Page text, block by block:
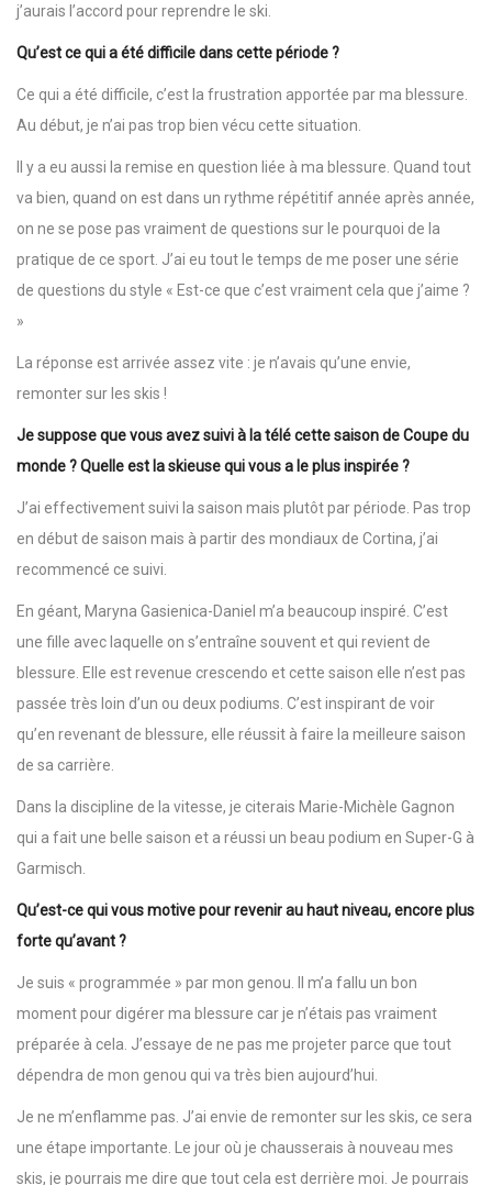
j’aurais l’accord pour reprendre le ski.
Qu’est ce qui a été difficile dans cette période ?
Ce qui a été difficile, c’est la frustration apportée par ma blessure.
Au début, je n’ai pas trop bien vécu cette situation.
Il y a eu aussi la remise en question liée à ma blessure. Quand tout
va bien, quand on est dans un rythme répétitif année après année,
on ne se pose pas vraiment de questions sur le pourquoi de la
pratique de ce sport. J’ai eu tout le temps de me poser une série
de questions du style « Est-ce que c’est vraiment cela que j’aime ?
»
La réponse est arrivée assez vite : je n’avais qu’une envie,
remonter sur les skis !
Je suppose que vous avez suivi à la télé cette saison de Coupe du
monde ? Quelle est la skieuse qui vous a le plus inspirée ?
J’ai effectivement suivi la saison mais plutôt par période. Pas trop
en début de saison mais à partir des mondiaux de Cortina, j’ai
recommencé ce suivi.
En géant, Maryna Gasienica-Daniel m’a beaucoup inspiré. C’est
une fille avec laquelle on s’entraîne souvent et qui revient de
blessure. Elle est revenue crescendo et cette saison elle n’est pas
passée très loin d’un ou deux podiums. C’est inspirant de voir
qu’en revenant de blessure, elle réussit à faire la meilleure saison
de sa carrière.
Dans la discipline de la vitesse, je citerais Marie-Michèle Gagnon
qui a fait une belle saison et a réussi un beau podium en Super-G à
Garmisch.
Qu’est-ce qui vous motive pour revenir au haut niveau, encore plus
forte qu’avant ?
Je suis « programmée » par mon genou. Il m’a fallu un bon
moment pour digérer ma blessure car je n’étais pas vraiment
préparée à cela. J’essaye de ne pas me projeter parce que tout
dépendra de mon genou qui va très bien aujourd’hui.
Je ne m’enflamme pas. J’ai envie de remonter sur les skis, ce sera
une étape importante. Le jour où je chausserais à nouveau mes
skis, je pourrais me dire que tout cela est derrière moi. Je pourrais